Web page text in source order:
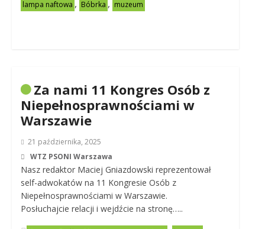
lampa naftowa , Bóbrka , muzeum
Za nami 11 Kongres Osób z
Niepełnosprawnościami w
Warszawie
21 października, 2025
WTZ PSONI Warszawa
Nasz redaktor Maciej Gniazdowski reprezentował
self-adwokatów na 11 Kongresie Osób z
Niepełnosprawnościami w Warszawie.
Posłuchajcie relacji i wejdźcie na stronę…..